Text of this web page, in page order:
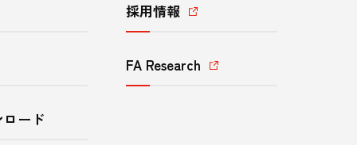
ード
採用情報
FA Research